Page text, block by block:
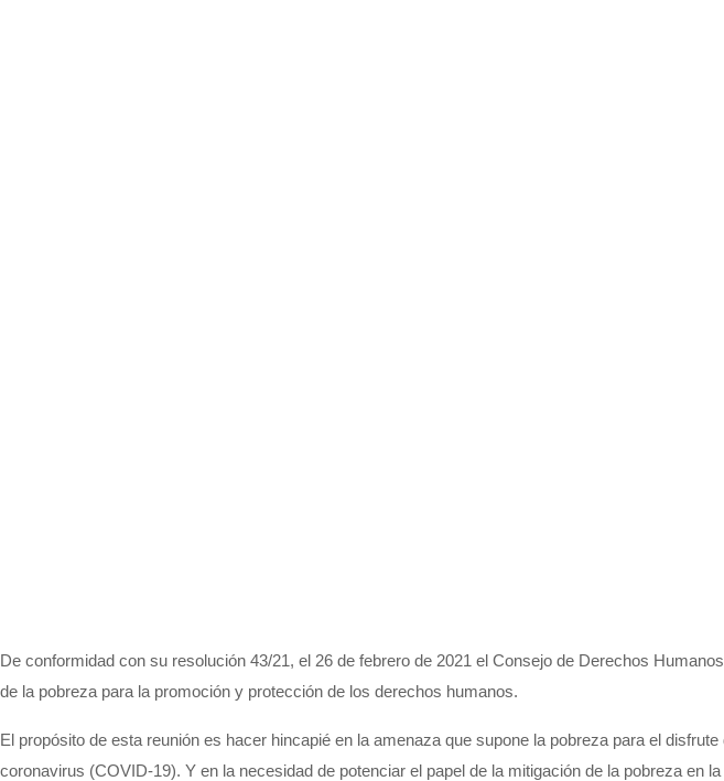
De conformidad con su resolución 43/21, el 26 de febrero de 2021 el Consejo de Derechos
de la pobreza para la promoción y protección de los derechos humanos.
El propósito de esta reunión es hacer hincapié en la amenaza que supone la pobreza para el
coronavirus (COVID-19). Y en la necesidad de potenciar el papel de la mitigación de la pobreza en